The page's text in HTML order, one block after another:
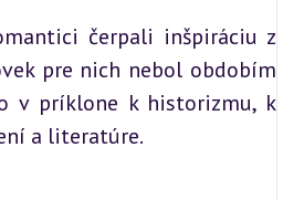
čerpali inšpiráciu z
pre nich nebol obdobím
v príklone k historizmu, k
a literatúre.